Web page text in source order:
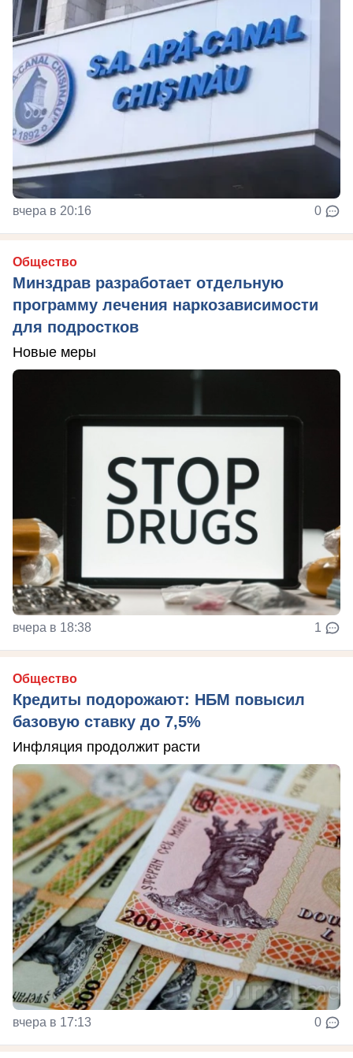
вчера в 20:16 0
Общество
Минздрав разработает отдельную
программу лечения наркозависимости
для подростков
Новые меры
вчера в 18:38 1
Общество
Кредиты подорожают: НБМ повысил
базовую ставку до 7,5%
Инфляция продолжит расти
вчера в 17:13 0